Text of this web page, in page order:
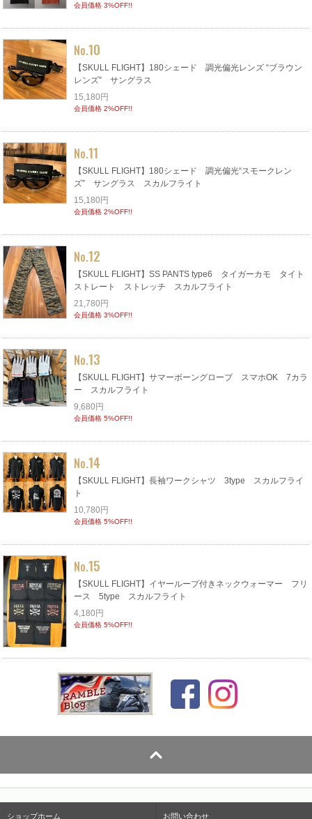
会員価格 3%OFF!!
No.10
【SKULL FLIGHT】180シェード 調光偏光レンズ “ブラウン
レンズ” サングラス
15,180円
会員価格 2%OFF!!
No.11
【SKULL FLIGHT】180シェード 調光偏光“スモークレン
ズ” サングラス スカルフライト
15,180円
会員価格 2%OFF!!
No.12
【SKULL FLIGHT】SS PANTS type6 タイガーカモ タイト
ストレート ストレッチ スカルフライト
21,780円
会員価格 3%OFF!!
No.13
【SKULL FLIGHT】サマーボーングローブ スマホOK 7カラ
ー スカルフライト
9,680円
会員価格 5%OFF!!
No.14
【SKULL FLIGHT】長袖ワークシャツ 3type スカルフライ
ト
10,780円
会員価格 5%OFF!!
No.15
【SKULL FLIGHT】イヤーループ付きネックウォーマー フリ
ース 5type スカルフライト
4,180円
会員価格 5%OFF!!
ショップホーム お問い合わせ